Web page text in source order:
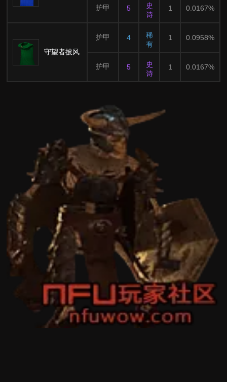
护甲 5
史
诗
1 0.0167%
守望者披风
护甲 4
稀
有
1 0.0958%
护甲 5
史
诗
1 0.0167%